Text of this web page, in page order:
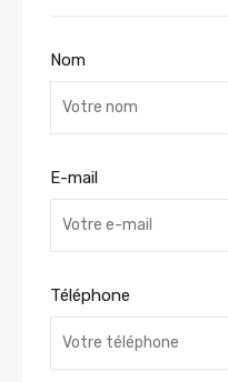
Nom
E-mail
Téléphone